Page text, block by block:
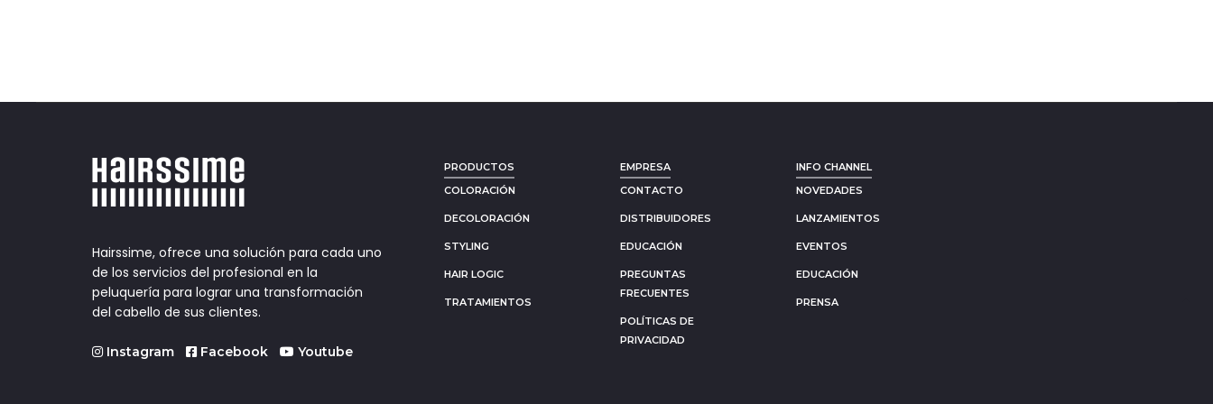
Hairssime, ofrece una solución para cada uno
de los servicios del profesional en la
peluquería para lograr una transformación
del cabello de sus clientes.
Instagram Facebook Youtube
PRODUCTOS
COLORACIÓN
DECOLORACIÓN
STYLING
HAIR LOGIC
TRATAMIENTOS
EMPRESA
CONTACTO
DISTRIBUIDORES
EDUCACIÓN
PREGUNTAS
FRECUENTES
POLÍTICAS DE
PRIVACIDAD
INFO CHANNEL
NOVEDADES
LANZAMIENTOS
EVENTOS
EDUCACIÓN
PRENSA